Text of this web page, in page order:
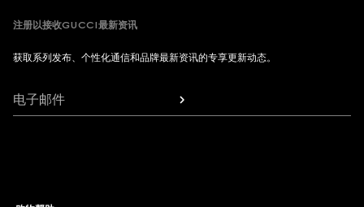
注册以接收GUCCI最新资讯
获取系列发布、个性化通信和品牌最新资讯的专享更新动态。
电子邮件